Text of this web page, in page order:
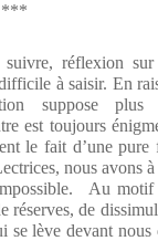
***
réflexion sur
à saisir. En
suppose plus
est toujours
le fait d’une pure
nous avons à
Au motif
réserves, de
se lève devant